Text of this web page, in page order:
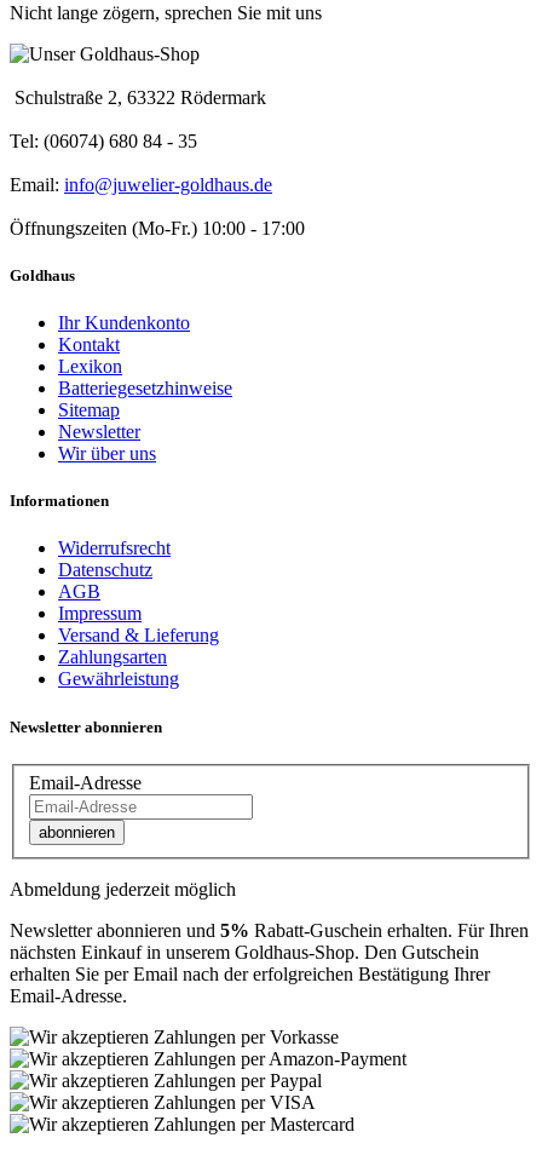
Nicht lange zögern, sprechen Sie mit uns
Schulstraße 2, 63322 Rödermark
Tel: (06074) 680 84 - 35
Email: info@juwelier-goldhaus.de
Öffnungszeiten (Mo-Fr.) 10:00 - 17:00
Goldhaus
Ihr Kundenkonto
Kontakt
Lexikon
Batteriegesetzhinweise
Sitemap
Newsletter
Wir über uns
Informationen
Widerrufsrecht
Datenschutz
AGB
Impressum
Versand & Lieferung
Zahlungsarten
Gewährleistung
Newsletter abonnieren
Email-Adresse
abonnieren
Abmeldung jederzeit möglich
Newsletter abonnieren und 5% Rabatt-Guschein erhalten. Für Ihren
nächsten Einkauf in unserem Goldhaus-Shop. Den Gutschein
erhalten Sie per Email nach der erfolgreichen Bestätigung Ihrer
Email-Adresse.